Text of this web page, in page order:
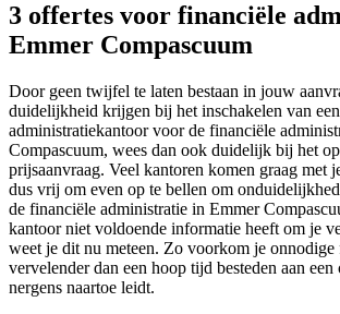
3 offertes voor financiële
Emmer Compascuum
Door geen twijfel te laten bestaan in jouw
duidelijkheid krijgen bij het inschakelen van een
administratiekantoor voor de financiële
Compascuum, wees dan ook duidelijk bij het
prijsaanvraag. Veel kantoren komen graag met
dus vrij om even op te bellen om
de financiële administratie in Emmer
kantoor niet voldoende informatie heeft om je
weet je dit nu meteen. Zo voorkom je onnodige
vervelender dan een hoop tijd besteden aan een
nergens naartoe leidt.